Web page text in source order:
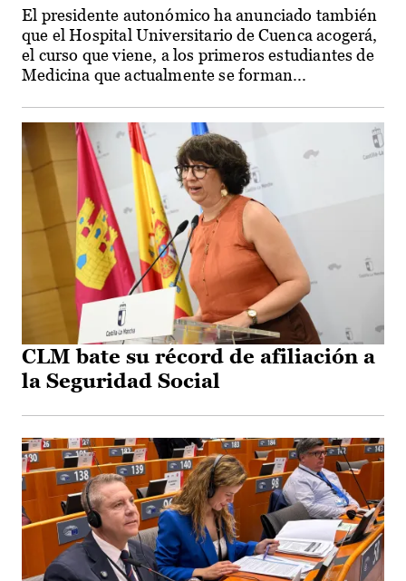
El presidente autonómico ha anunciado también
que el Hospital Universitario de Cuenca acogerá,
el curso que viene, a los primeros estudiantes de
Medicina que actualmente se forman...
CLM bate su récord de afiliación a
la Seguridad Social